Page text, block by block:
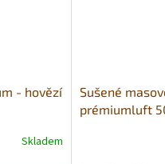
- hovězí
Skladem
Sušené
prémiumluft